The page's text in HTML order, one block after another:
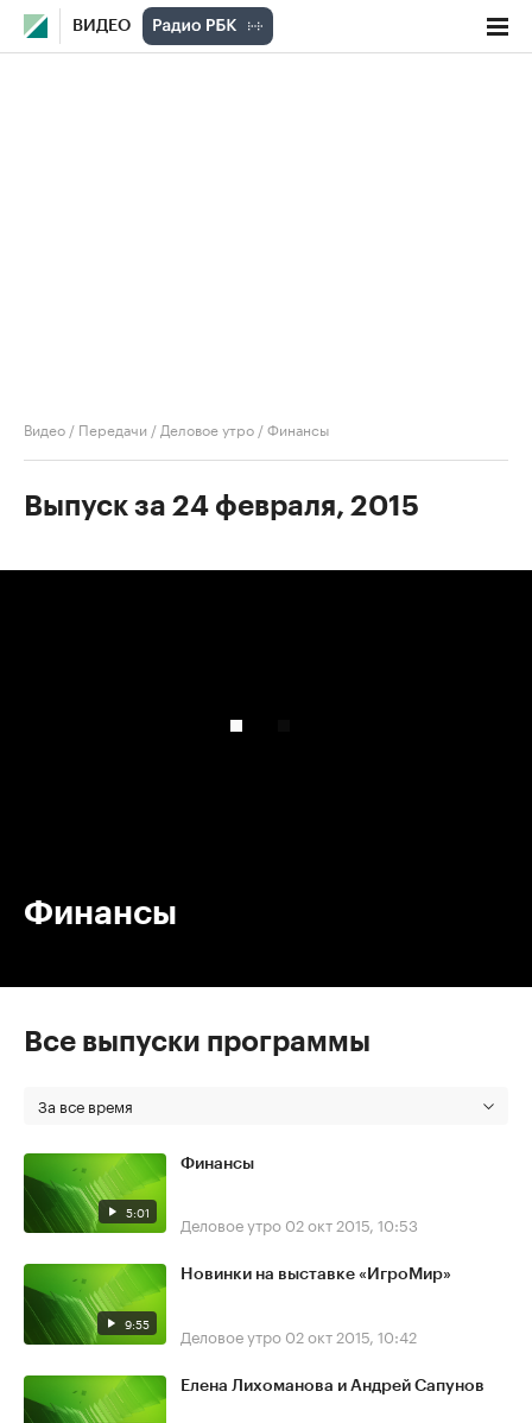
ВИДЕО
Видео / Передачи / Деловое утро /Финансы
Выпуск за 24 февраля, 2015
Финансы
Все выпуски программы
За все время
5:01
Финансы
Деловое утро 02 окт 2015, 10:53
9:55
Новинки на выставке «ИгроМир»
Деловое утро 02 окт 2015, 10:42
Елена Лихоманова и Андрей Сапунов